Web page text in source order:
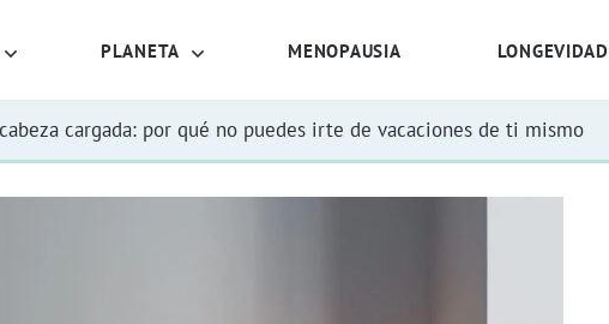
PLANETA MENOPAUSIA LONGEVIDAD
cargada: por qué no puedes irte de vacaciones de ti mismo